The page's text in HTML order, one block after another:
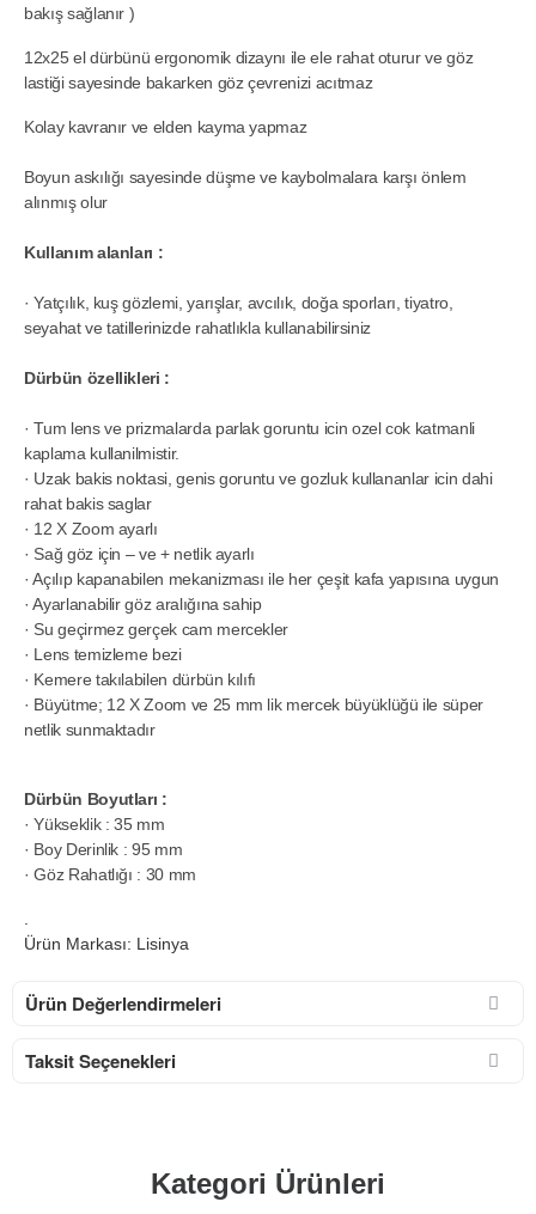
bakış sağlanır )
12x25 el dürbünü ergonomik dizaynı ile ele rahat oturur ve göz
lastiği sayesinde bakarken göz çevrenizi acıtmaz
Kolay kavranır ve elden kayma yapmaz
Boyun askılığı sayesinde düşme ve kaybolmalara karşı önlem
alınmış olur
Kullanım alanları :
· Yatçılık, kuş gözlemi, yarışlar, avcılık, doğa sporları, tiyatro,
seyahat ve tatillerinizde rahatlıkla kullanabilirsiniz
Dürbün özellikleri :
· Tum lens ve prizmalarda parlak goruntu icin ozel cok katmanli
kaplama kullanilmistir.
· Uzak bakis noktasi, genis goruntu ve gozluk kullananlar icin dahi
rahat bakis saglar
· 12 X Zoom ayarlı
· Sağ göz için – ve + netlik ayarlı
· Açılıp kapanabilen mekanizması ile her çeşit kafa yapısına uygun
· Ayarlanabilir göz aralığına sahip
· Su geçirmez gerçek cam mercekler
· Lens temizleme bezi
· Kemere takılabilen dürbün kılıfı
· Büyütme; 12 X Zoom ve 25 mm lik mercek büyüklüğü ile süper
netlik sunmaktadır
Dürbün Boyutları :
· Yükseklik : 35 mm
· Boy Derinlik : 95 mm
· Göz Rahatlığı : 30 mm
.
Ürün Markası: Lisinya
Ürün Değerlendirmeleri
Taksit Seçenekleri
Kategori Ürünleri